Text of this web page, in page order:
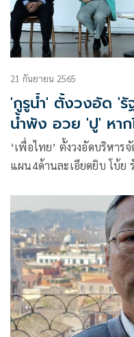
21 กันยายน 2565
'กูรูน้ำ' ตั้งวงอัด 'รั
น้ำพัง อวย 'ปู' หาก
อยู่!
‘เพื่อไทย’ ตั้งวงอัดบริหาร
แผน4ด้านละเอียดยิบ โบ้ย รัฐประหารทำพัง น้ำท่วม ประชาชน
ล้าน วันนี้ไม่มี น้ำท่วม น้ำแ